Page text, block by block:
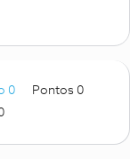
0
Pontos 0